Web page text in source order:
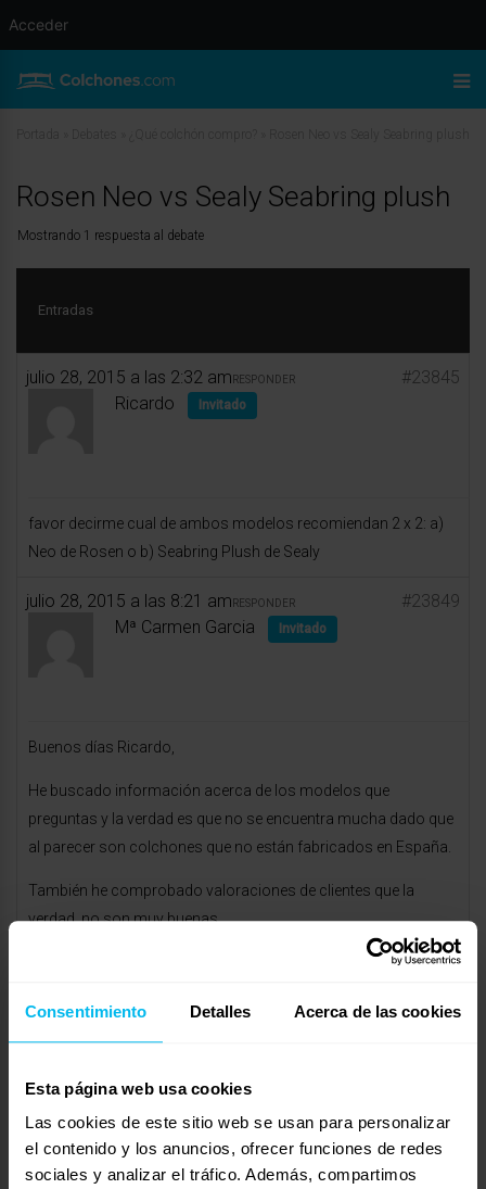
Consentimiento Detalles Acerca de las cookies
Esta página web usa cookies
Las cookies de este sitio web se usan para personalizar
el contenido y los anuncios, ofrecer funciones de redes
sociales y analizar el tráfico. Además, compartimos
Rosen Neo vs Sealy Seabring plush
Mostrando 1 respuesta al debate
Entradas
julio 28, 2015 a las 2:32 am #23845
RESPONDER
Ricardo Invitado
favor decirme cual de ambos modelos recomiendan 2 x 2: a)
Neo de Rosen o b) Seabring Plush de Sealy
julio 28, 2015 a las 8:21 am #23849
RESPONDER
Mª Carmen Garcia Invitado
Buenos días Ricardo,
He buscado información acerca de los modelos que
preguntas y la verdad es que no se encuentra mucha dado que
al parecer son colchones que no están fabricados en España.
También he comprobado valoraciones de clientes que la
verdad, no son muy buenas.
Si quiere optar un colchón de calidad, fabricados a nivel
invito a que visites nuestra pagina web
http://www.latiendahome.com
No obstante, te adjunto el enlace por si quieres mirar nuestros
modelos.
http://www.latiendahome.com/colchones.html
Acceder